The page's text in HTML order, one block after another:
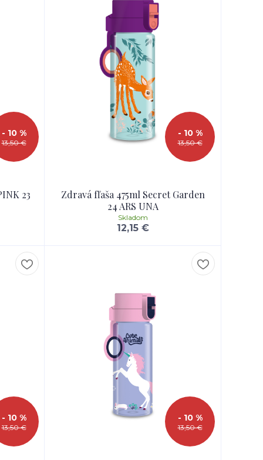
13,50 €
- 10 %
23
13,50 €
- 10 %
Zdravá fľaša 475ml Secret Garden
24 ARS UNA
12,15 €
Skladom
13,50 €
- 10 %
13,50 €
- 10 %